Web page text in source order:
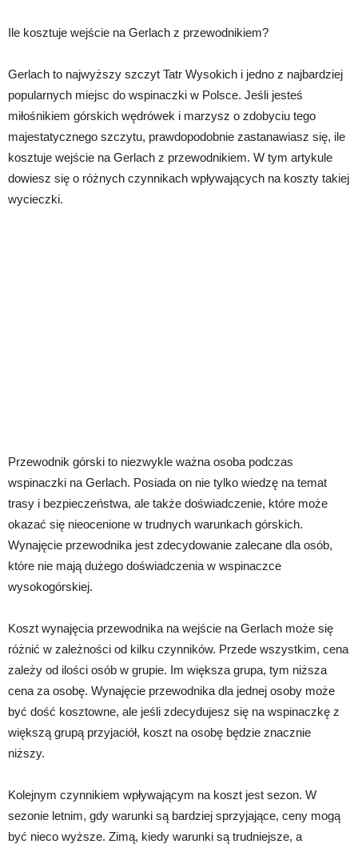
Ile kosztuje wejście na Gerlach z przewodnikiem?
Gerlach to najwyższy szczyt Tatr Wysokich i jedno z najbardziej
popularnych miejsc do wspinaczki w Polsce. Jeśli jesteś
miłośnikiem górskich wędrówek i marzysz o zdobyciu tego
majestatycznego szczytu, prawdopodobnie zastanawiasz się, ile
kosztuje wejście na Gerlach z przewodnikiem. W tym artykule
dowiesz się o różnych czynnikach wpływających na koszty takiej
wycieczki.
Przewodnik górski to niezwykle ważna osoba podczas
wspinaczki na Gerlach. Posiada on nie tylko wiedzę na temat
trasy i bezpieczeństwa, ale także doświadczenie, które może
okazać się nieocenione w trudnych warunkach górskich.
Wynajęcie przewodnika jest zdecydowanie zalecane dla osób,
które nie mają dużego doświadczenia w wspinaczce
wysokogórskiej.
Koszt wynajęcia przewodnika na wejście na Gerlach może się
różnić w zależności od kilku czynników. Przede wszystkim, cena
zależy od ilości osób w grupie. Im większa grupa, tym niższa
cena za osobę. Wynajęcie przewodnika dla jednej osoby może
być dość kosztowne, ale jeśli zdecydujesz się na wspinaczkę z
większą grupą przyjaciół, koszt na osobę będzie znacznie
niższy.
Kolejnym czynnikiem wpływającym na koszt jest sezon. W
sezonie letnim, gdy warunki są bardziej sprzyjające, ceny mogą
być nieco wyższe. Zimą, kiedy warunki są trudniejsze, a